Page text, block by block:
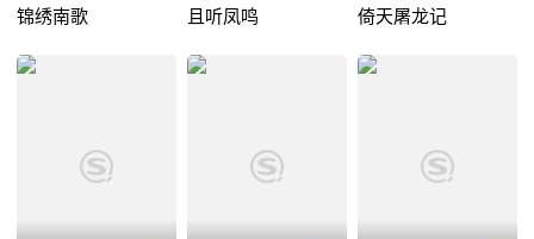
锦绣南歌 且听凤鸣 倚天屠龙记